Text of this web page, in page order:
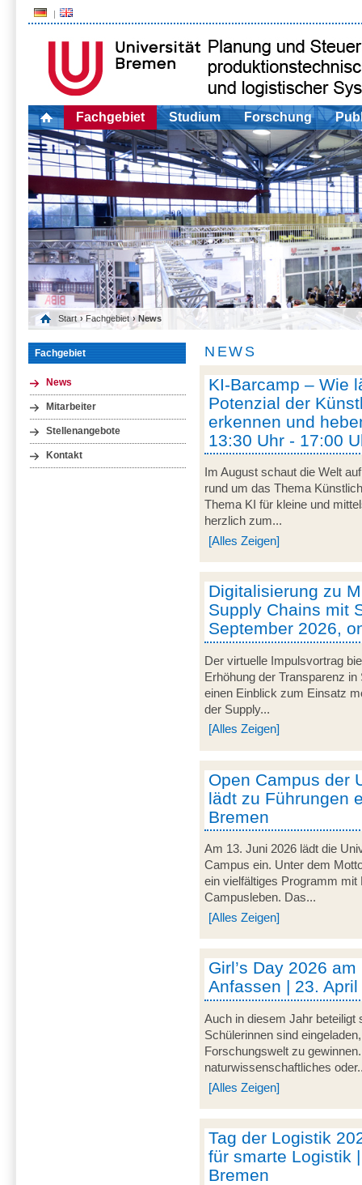
Fachgebiet Studium Forschung
Start › Fachgebiet › News
Fachgebiet
News
Mitarbeiter
Stellenangebote
Kontakt
NEWS
KI-Barcamp – Wie
Potenzial der
erkennen und
13:30 Uhr - 17:00
Im August schaut die Welt
rund um das Thema
Thema KI für kleine und
herzlich zum...
[Alles Zeigen]
Digitalisierung zu
Supply Chains mit
September 2026,
Der virtuelle Impulsvortrag
Erhöhung der Transparenz
einen Einblick zum Einsatz
der Supply...
[Alles Zeigen]
Open Campus der
lädt zu Führungen
Bremen
Am 13. Juni 2026 lädt die
Campus ein. Unter dem
ein vielfältiges Programm
Campusleben. Das...
[Alles Zeigen]
Girl’s Day 2026
Anfassen | 23.
Auch in diesem Jahr beteiligt
Schülerinnen sind
Forschungswelt zu
naturwissenschaftliches
[Alles Zeigen]
Tag der Logistik
für smarte Logistik
Bremen